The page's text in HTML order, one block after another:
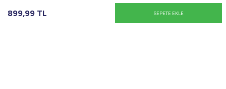
899,99 TL SEPETE EKLE